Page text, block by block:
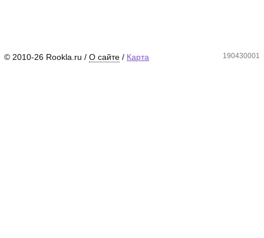
© 2010-26 Rookla.ru / О сайте / Карта 190430001